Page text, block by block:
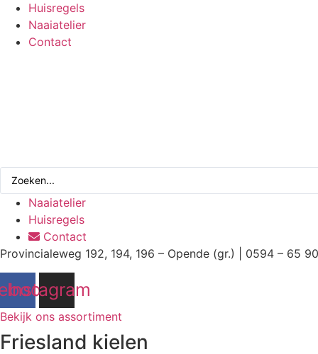
Huisregels
Naaiatelier
Contact
Search
Naaiatelier
Huisregels
Contact
Provincialeweg 192, 194, 196 – Opende (gr.) | 0594 – 65
Instagram
Bekijk ons assortiment
Friesland kielen